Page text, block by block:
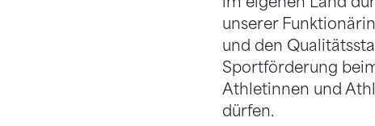
unserer
und den
Sportförderung
Athletinnen und
dürfen.